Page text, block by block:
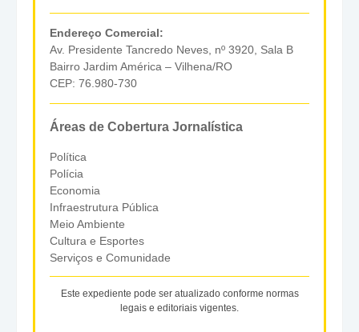
Endereço Comercial:
Av. Presidente Tancredo Neves, nº 3920, Sala B
Bairro Jardim América – Vilhena/RO
CEP: 76.980-730
Áreas de Cobertura Jornalística
Política
Polícia
Economia
Infraestrutura Pública
Meio Ambiente
Cultura e Esportes
Serviços e Comunidade
Este expediente pode ser atualizado conforme normas
legais e editoriais vigentes.